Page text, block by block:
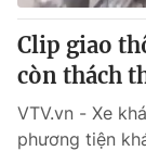
Clip giao
còn thách
VTV.vn - Xe
phương tiện